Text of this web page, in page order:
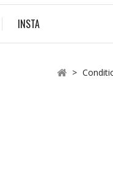
INSTA
>